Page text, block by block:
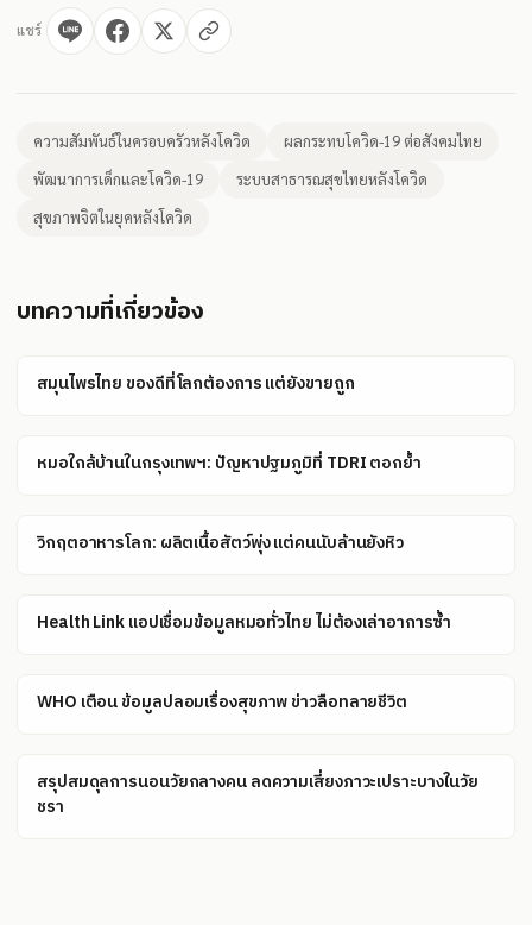
แชร์
ความสัมพันธ์ในครอบครัวหลังโควิด
ผลกระทบโควิด-19 ต่อสังคมไทย
พัฒนาการเด็กและโควิด-19
ระบบสาธารณสุขไทยหลังโควิด
สุขภาพจิตในยุคหลังโควิด
บทความที่เกี่ยวข้อง
สมุนไพรไทย ของดีที่โลกต้องการ แต่ยังขายถูก
หมอใกล้บ้านในกรุงเทพฯ: ปัญหาปฐมภูมิที่ TDRI ตอกย้ำ
วิกฤตอาหารโลก: ผลิตเนื้อสัตว์พุ่ง แต่คนนับล้านยังหิว
Health Link แอปเชื่อมข้อมูลหมอทั่วไทย ไม่ต้องเล่าอาการซ้ำ
WHO เตือน ข้อมูลปลอมเรื่องสุขภาพ ข่าวลือทลายชีวิต
สรุปสมดุลการนอนวัยกลางคน ลดความเสี่ยงภาวะเปราะบางในวัย
ชรา